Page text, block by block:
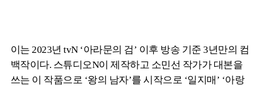
이는 2023년 tvN ‘아라문의 검’ 이후 방송 기준 3년만의 컴
백작이다. 스튜디오N이 제작하고 소민선 작가가 대본을
쓰는 이 작품으로 ‘왕의 남자’를 시작으로 ‘일지매’ ‘아랑